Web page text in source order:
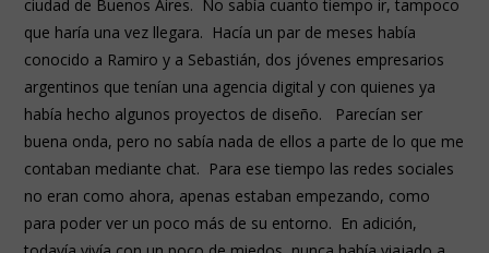
ciudad de Buenos Aires. No sabía cuanto tiempo ir, tampoco
que haría una vez llegara. Hacía un par de meses había
conocido a Ramiro y a Sebastián, dos jóvenes empresarios
argentinos que tenían una agencia digital y con quienes ya
había hecho algunos proyectos de diseño. Parecían ser
buena onda, pero no sabía nada de ellos a parte de lo que me
contaban mediante chat. Para ese tiempo las redes sociales
no eran como ahora, apenas estaban empezando, como
para poder ver un poco más de su entorno. En adición,